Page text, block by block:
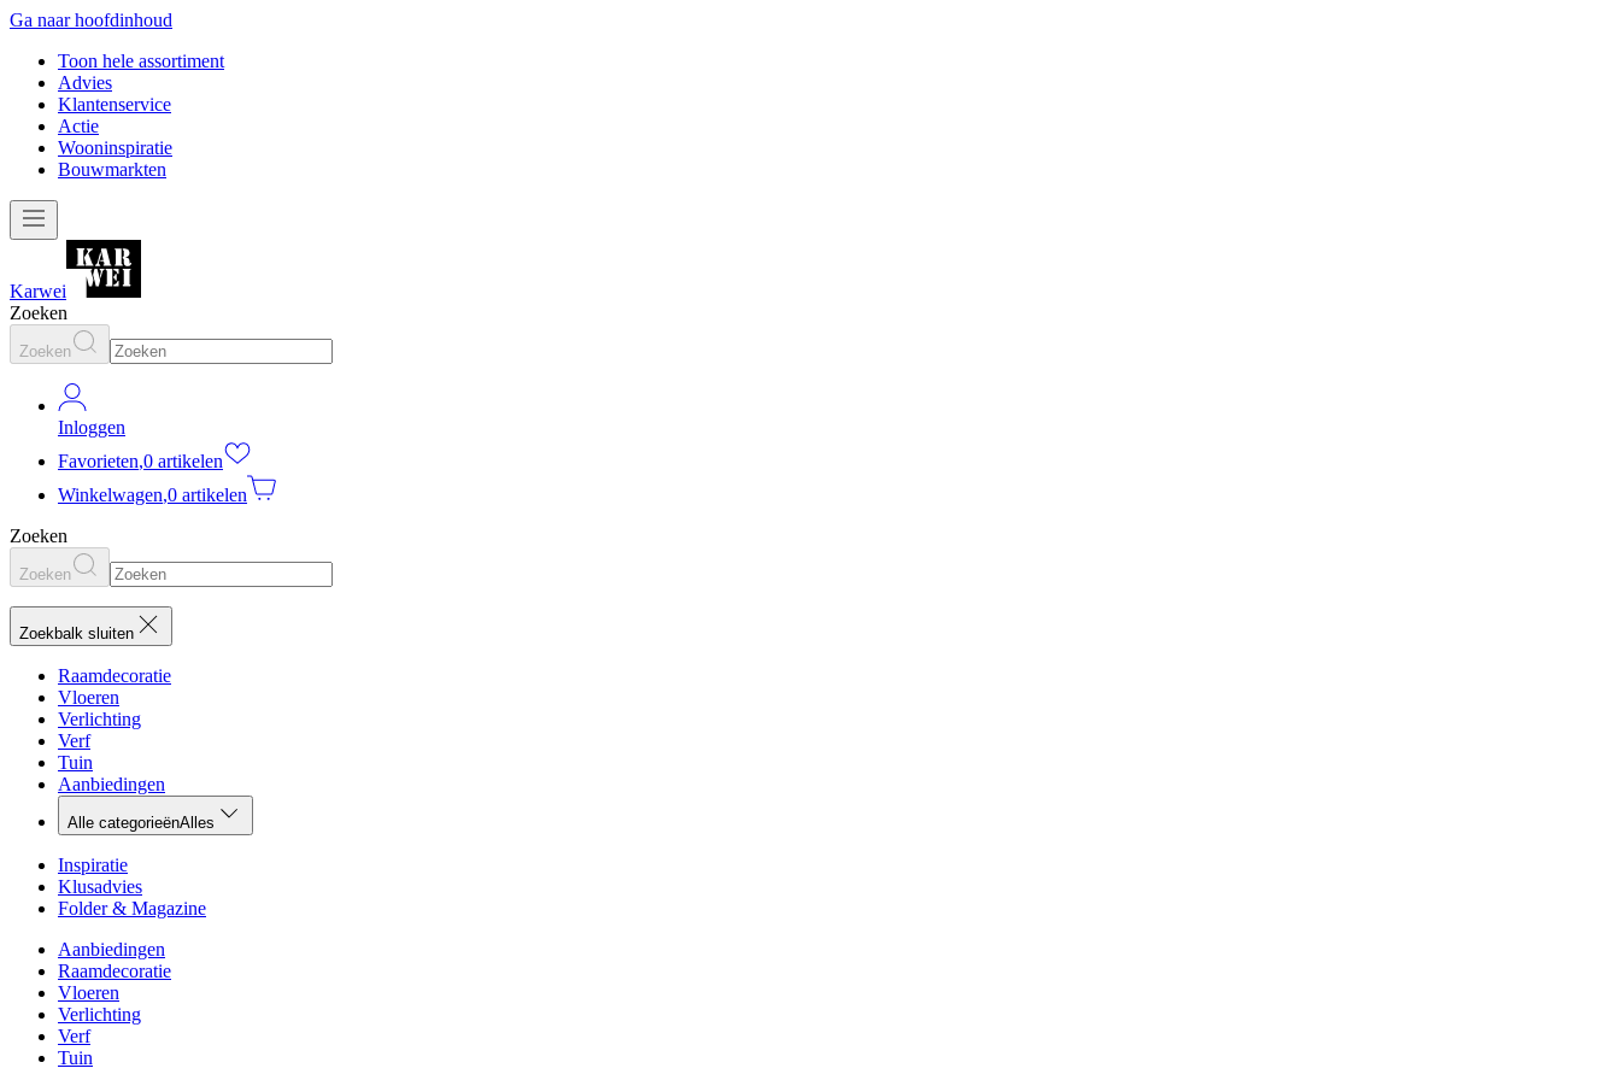
Ga naar hoofdinhoud
Toon hele assortiment
Advies
Klantenservice
Actie
Wooninspiratie
Bouwmarkten
Karwei
Zoeken
Zoeken
Inloggen
Favorieten,0 artikelen
Winkelwagen,0 artikelen
Zoeken
Zoeken
Zoekbalk sluiten
Raamdecoratie
Vloeren
Verlichting
Verf
Tuin
Aanbiedingen
Alle categorieënAlles
Inspiratie
Klusadvies
Folder & Magazine
Aanbiedingen
Raamdecoratie
Vloeren
Verlichting
Verf
Tuin